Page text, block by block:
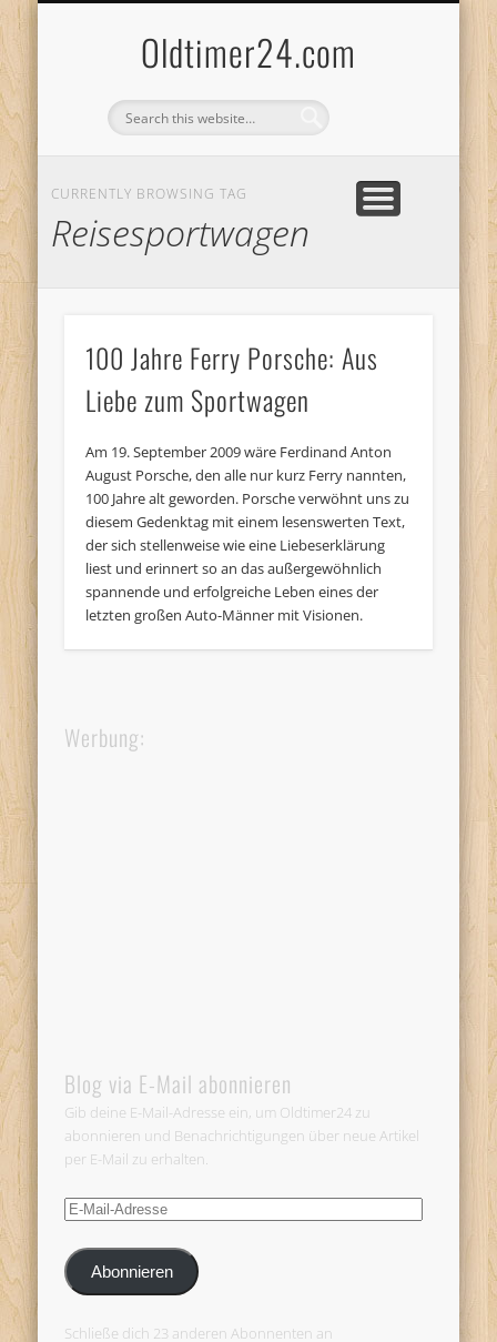
Oldtimer24.com
CURRENTLY BROWSING TAG
Reisesportwagen
100 Jahre Ferry Porsche: Aus
Liebe zum Sportwagen
Am 19. September 2009 wäre Ferdinand Anton
August Porsche, den alle nur kurz Ferry nannten,
100 Jahre alt geworden. Porsche verwöhnt uns zu
diesem Gedenktag mit einem lesenswerten Text,
der sich stellenweise wie eine Liebeserklärung
liest und erinnert so an das außergewöhnlich
spannende und erfolgreiche Leben eines der
letzten großen Auto-Männer mit Visionen.
Werbung:
Blog via E-Mail abonnieren
Gib deine E-Mail-Adresse ein, um Oldtimer24 zu
abonnieren und Benachrichtigungen über neue Artikel
per E-Mail zu erhalten.
E-
Adresse
Abonnieren
Schließe dich 23 anderen Abonnenten an